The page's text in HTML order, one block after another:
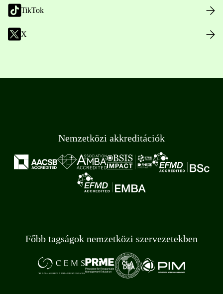
TikTok
X
Nemzetközi akkreditációk
Főbb tagságok nemzetközi szervezetekben